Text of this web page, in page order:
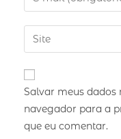
Salvar meus dados
navegador para a
que eu comentar.